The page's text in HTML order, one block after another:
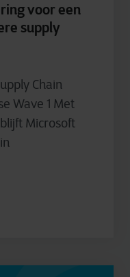
voor een
supply
Chain
Wave 1 Met
Microsoft